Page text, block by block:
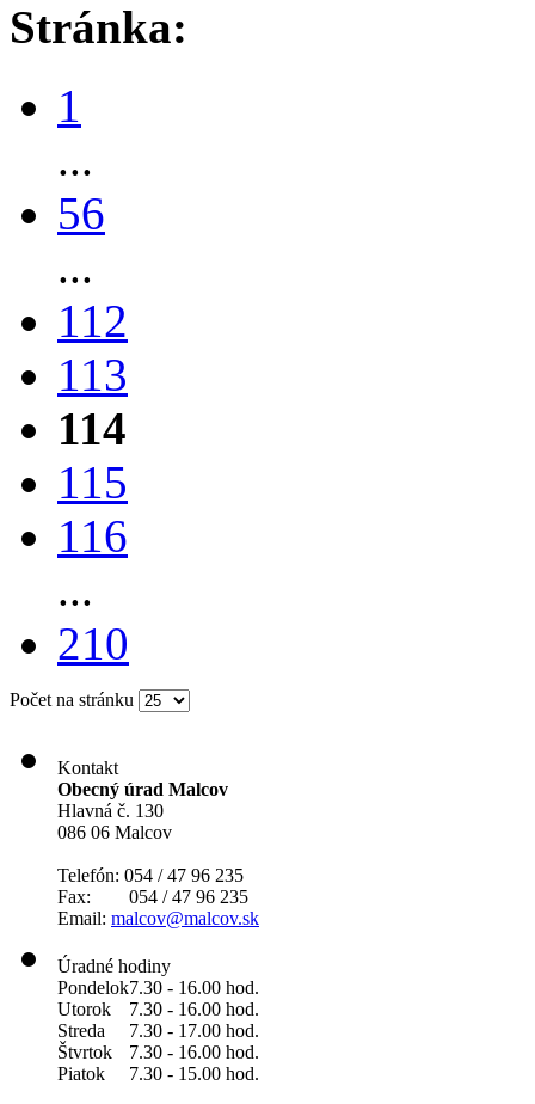
Stránka:
1
...
56
...
112
113
114
115
116
...
210
Počet na stránku
Kontakt
Obecný úrad Malcov
Hlavná č. 130
086 06 Malcov
Telefón: 054 / 47 96 235
Fax: 054 / 47 96 235
Email: malcov@malcov.sk
Úradné hodiny
Pondelok7.30 - 16.00 hod.
Utorok
7.30 - 16.00 hod.
Streda
7.30 - 17.00 hod.
Štvrtok
7.30 - 16.00 hod.
Piatok
7.30 - 15.00 hod.